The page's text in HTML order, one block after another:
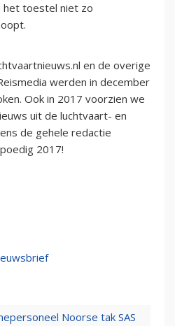
het toestel niet zo
en de overige
werden in december
Ook in 2017 voorzien we
uit de luchtvaart- en
de gehele redactie
2017!
Noorse tak SAS